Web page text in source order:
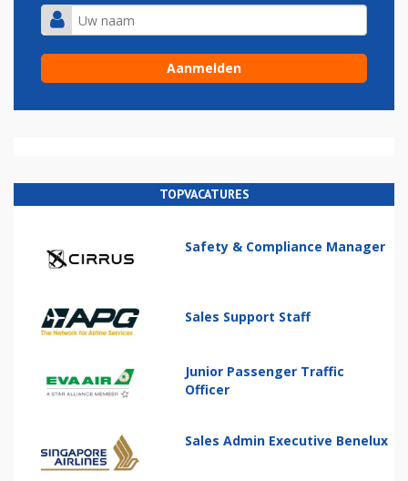
TOPVACATURES
Safety & Compliance Manager
Sales Support Staff
Junior Passenger Traffic
Officer
Sales Admin Executive Benelux